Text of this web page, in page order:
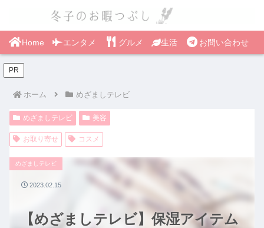
Home エンタメ グルメ 生活 お問い合わせ
PR
ホーム めざましテレビ
めざましテレビ 美容
お取り寄せ コスメ
【めざましテレビ】保湿アイテム
めざましテレビ
2023.02.15